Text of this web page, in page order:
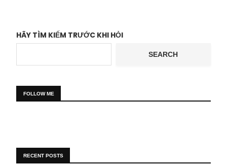
HÃY TÌM KIẾM TRƯỚC KHI HỎI
SEARCH
FOLLOW ME
RECENT POSTS